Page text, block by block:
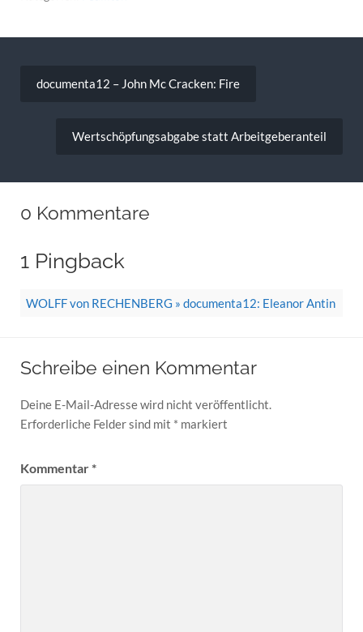
documenta12 – John Mc Cracken: Fire
Wertschöpfungsabgabe statt Arbeitgeberanteil
0 Kommentare
1 Pingback
WOLFF von RECHENBERG » documenta12: Eleanor Antin
Schreibe einen Kommentar
Deine E-Mail-Adresse wird nicht veröffentlicht.
Erforderliche Felder sind mit * markiert
Kommentar*